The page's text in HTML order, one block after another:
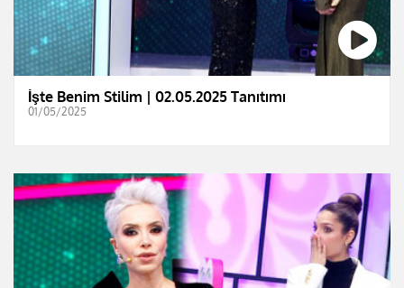
İşte Benim Stilim | 02.05.2025 Tanıtımı
01/05/2025